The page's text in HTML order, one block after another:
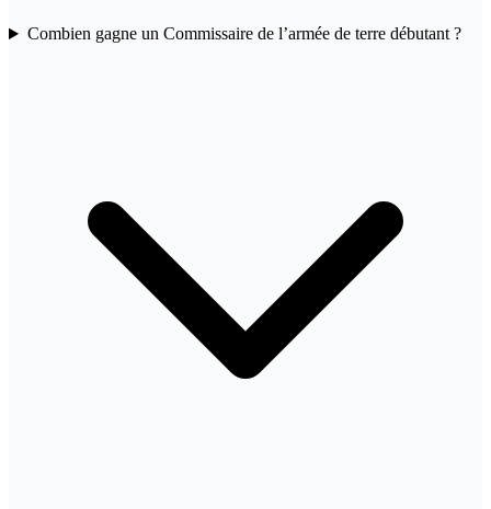
Combien gagne un Commissaire de l’armée de terre débutant ?